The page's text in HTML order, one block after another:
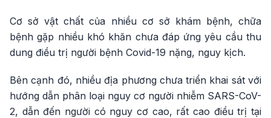
Cơ sở vật chất của nhiều cơ sở khám bệnh, chữa
bệnh gặp nhiều khó khăn chưa đáp ứng yêu cầu thu
dung điều trị người bệnh Covid-19 nặng, nguy kịch.
Bên cạnh đó, nhiều địa phương chưa triển khai sát với
hướng dẫn phân loại nguy cơ người nhiễm SARS-CoV-
2, dẫn đến người có nguy cơ cao, rất cao điều trị tại